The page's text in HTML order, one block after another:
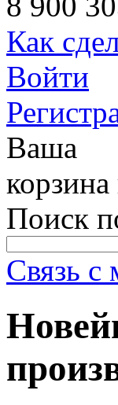
Как
Войти
Ваша
корзина
Поиск
Связь с